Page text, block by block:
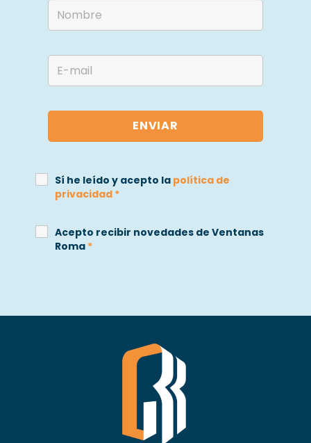
Sí he leído y acepto la política de
privacidad *
Acepto recibir novedades de Ventanas
Roma *